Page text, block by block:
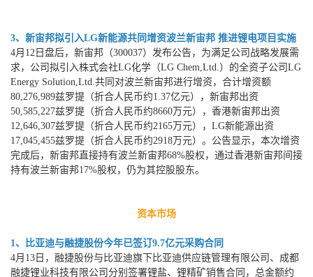
3、新宙邦拟引入LG新能源共同增资波兰新宙邦 推进锂电项目实施
4月12日盘后，新宙邦（300037）发布公告，为满足公司战略发展需
求，公司拟引入株式会社LG化学（LG Chem,Ltd.）的全资子公司LG
Energy Solution,Ltd.共同对波兰新宙邦进行增资，合计增资额
80,276,989兹罗提（折合人民币约1.37亿元），新宙邦出资
50,585,227兹罗提（折合人民币约8660万元），香港新宙邦出资
12,646,307兹罗提（折合人民币约2165万元），LG新能源出资
17,045,455兹罗提（折合人民币约2918万元）。公告显示，本次增资
完成后，新宙邦直接持有波兰新宙邦68%股权，通过香港新宙邦间接
持有波兰新宙邦17%股权，仍为其控股股东。
资本市场
1、比亚迪与融捷股份今年已签订9.7亿元采购合同
4月13日，融捷股份与比亚迪旗下比亚迪供应链管理有限公司、成都
融捷锂业科技有限公司分别签署锂盐、锂精矿销售合同，总金额约